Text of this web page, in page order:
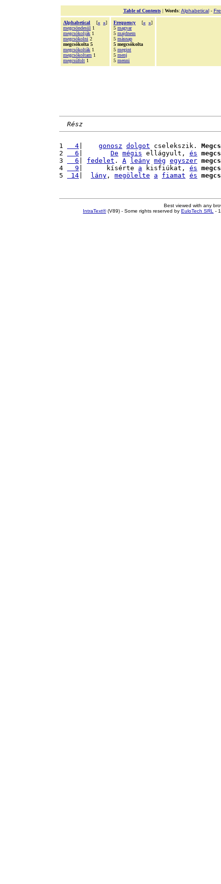
Table of Contents| Words: Alphabetical-
Alphabetical [« »]
megcsöndesül 1
megcsókolják 1
megcsókolni 2
megcsókolta 5
megcsókolták 1
megcsókoltam 1
megcsúfolt 1
Frequency [« »]
5 magyar
5 majdnem
5 másnap
5 megcsókolta
5 megint
5 menj
5 menni
Rész
1
  4
gonosz dolgot cselekszik.
2
  6
De mégis ellágyult, és
3
  6
fedelet . A leány még egyszer
4
  9
|      kísérte a kisfiúkat, és
5
14 lány , megölelte a fiamat és
Best viewed with any
IntraText®(V89) - Some rights reserved by EuloTech SRL -